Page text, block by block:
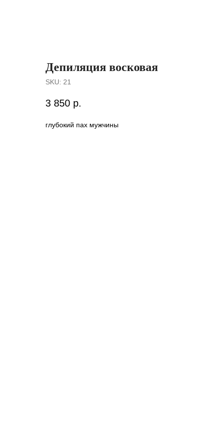
Депиляция восковая
SKU: 21
3 850 р.
глубокий пах мужчины